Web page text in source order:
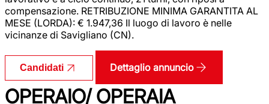
compensazione. RETRIBUZIONE MINIMA GARANTITA AL
MESE (LORDA): € 1.947,36 Il luogo di lavoro è nelle
vicinanze di Savigliano (CN).
Candidati Dettaglio annuncio
OPERAIO/ OPERAIA